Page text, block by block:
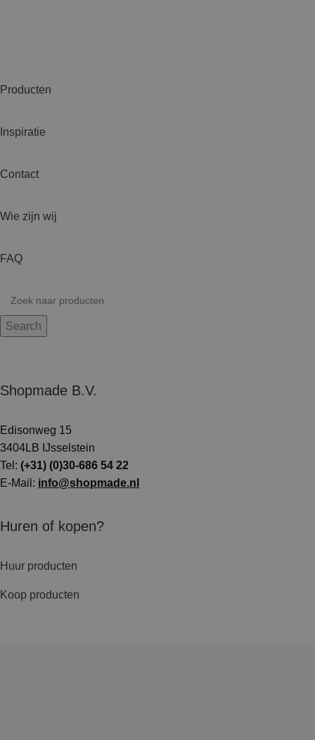
Producten
Inspiratie
Contact
Wie zijn wij
FAQ
Search
Shopmade B.V.
Edisonweg 15
3404LB IJsselstein
Tel: (+31) (0)30-686 54 22
E-Mail: info@shopmade.nl
Huren of kopen?
Huur producten
Koop producten